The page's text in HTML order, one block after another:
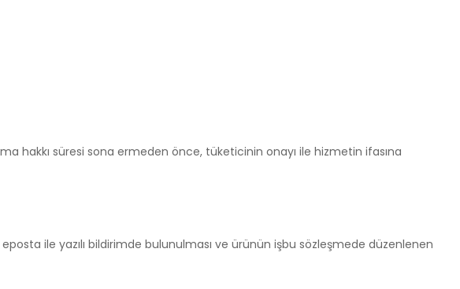
hakkı süresi sona ermeden önce, tüketicinin onayı ile hizmetin ifasına
ile yazılı bildirimde bulunulması ve ürünün işbu sözleşmede düzenlenen